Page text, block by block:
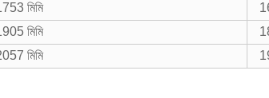
মিমি
মিমি
মিমি